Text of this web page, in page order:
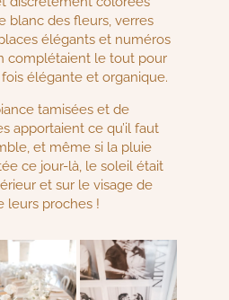
blanc des fleurs, verres
élégants et numéros
complétaient le tout pour
élégante et organique.
tamisées et de
apportaient ce qu’il faut
et même si la pluie
ce jour-là, le soleil était
et sur le visage de
leurs proches !